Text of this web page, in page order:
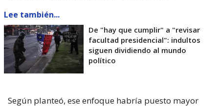
Lee también...
De "hay que cumplir" a "revisar
facultad presidencial": indultos
siguen dividiendo al mundo
político
Según planteó, ese enfoque habría puesto mayor